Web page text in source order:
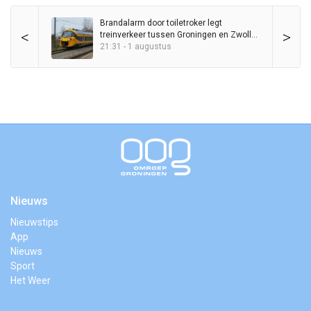
< >
Brandalarm door toiletroker legt
treinverkeer tussen Groningen en Zwolle
kort stil
21:31 - 1 augustus
Nieuws
Nieuwstips
App
Nieuws
Sport
Het Weer